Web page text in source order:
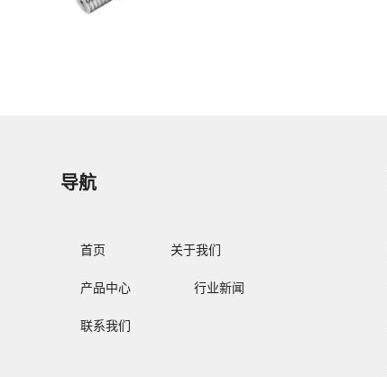
件的图片、型号、代码、尺寸、生产厂家、品
导航
首页 关于我们
产品中心 行业新闻
联系我们